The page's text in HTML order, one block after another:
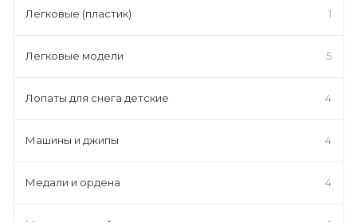
Легковые (пластик) 1
Легковые модели 5
Лопаты для снега детские 4
Машины и джипы 4
Медали и ордена 4